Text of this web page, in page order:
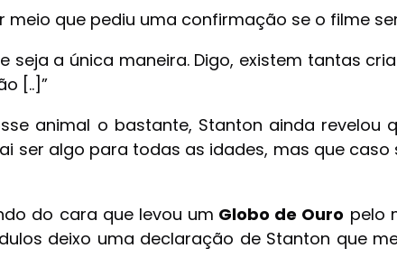
meio que pediu uma confirmação se o filme
seja a única maneira. Digo, existem tantas
[..]”
animal o bastante, Stanton ainda
ser algo para todas as idades, mas que
do cara que levou um Globo de Ouro pelo
deixo uma declaração de Stanton que